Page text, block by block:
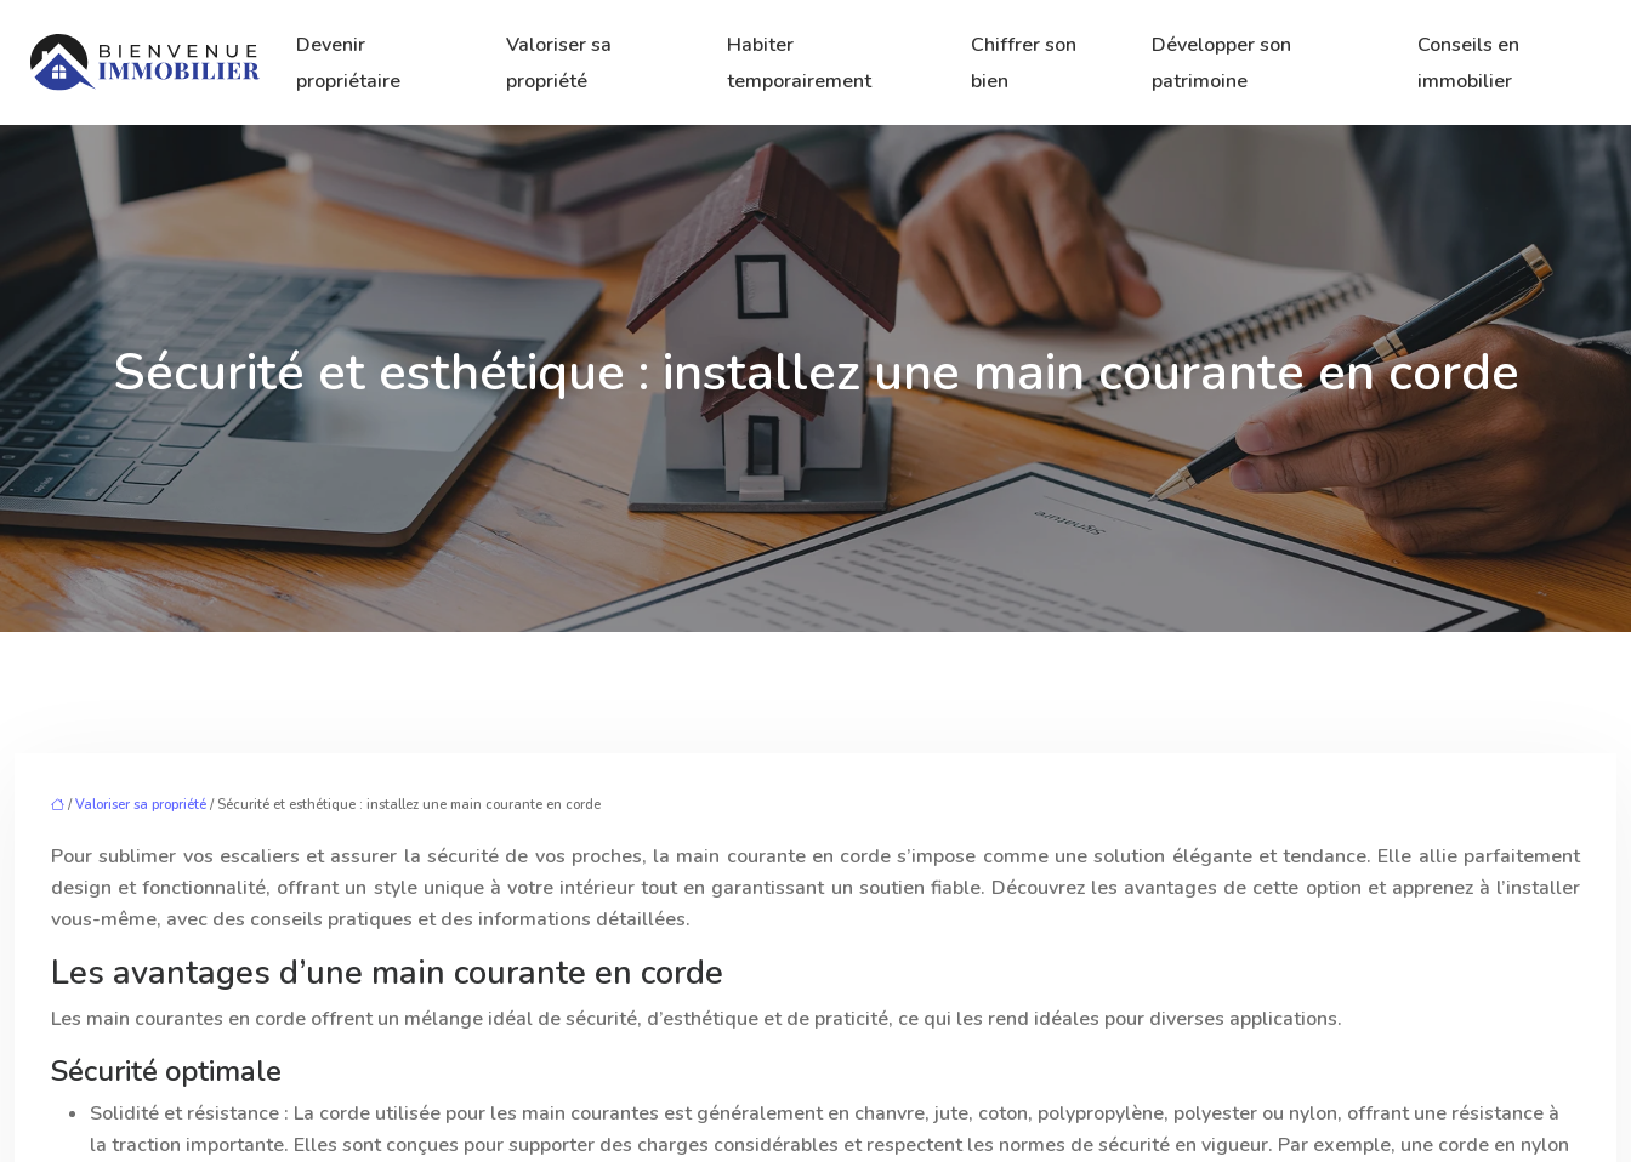
Devenir
propriétaire
Valoriser sa
propriété
Habiter
temporairement
Chiffrer son
bien
Développer son
patrimoine
Conseils en
immobilier
Sécurité et esthétique : installez une main courante en corde
/Valoriser sa propriété / Sécurité et esthétique : installez une main courante en corde
Pour sublimer vos escaliers et assurer la sécurité de vos proches, la main courante en corde s’impose comme une solution élégante et tendance. Elle allie parfaitement
design et fonctionnalité, offrant un style unique à votre intérieur tout en garantissant un soutien fiable. Découvrez les avantages de cette option et apprenez à l’installer
vous-même, avec des conseils pratiques et des informations détaillées.
Les avantages d’une main courante en corde
Les main courantes en corde offrent un mélange idéal de sécurité, d’esthétique et de praticité, ce qui les rend idéales pour diverses applications.
Sécurité optimale
Solidité et résistance : La corde utilisée pour les main courantes est généralement en chanvre, jute, coton, polypropylène, polyester ou nylon, offrant une résistance à
la traction importante. Elles sont conçues pour supporter des charges considérables et respectent les normes de sécurité en vigueur. Par exemple, une corde en nylon